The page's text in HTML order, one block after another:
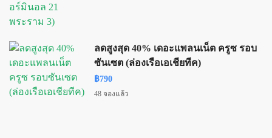
ลดสูงสุด 40% เดอะแพลนเน็ต ครูซ รอบ
ซันเซต (ล่องเรือเอเชียทีค)
฿790
48 จองแล้ว